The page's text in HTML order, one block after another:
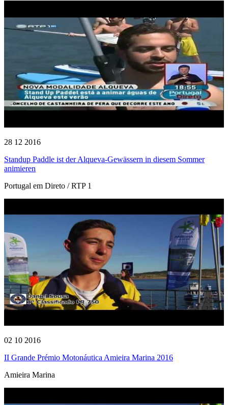
28 12 2016
Standup Paddle ist der Alqueva-Gewässern in diesem Sommer
animieren
Portugal em Direto / RTP 1
02 10 2016
II Grande Prémio Motonáutica Amieira Marina 2016
Amieira Marina